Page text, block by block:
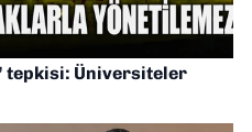
tepkisi: Üniversiteler